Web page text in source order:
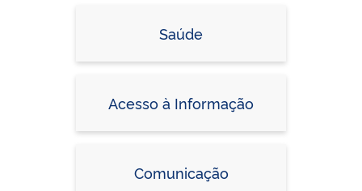
Saúde
Acesso à Informação
Comunicação